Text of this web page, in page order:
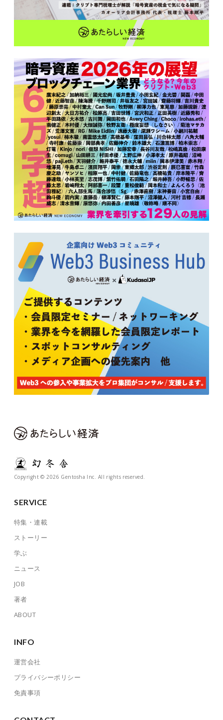
Copyright © 2026 Gentosha Inc. All rights reserved.
SERVICE
特集・連載
ストーリー
学ぶ
ニュース
JOB
著者
ABOUT
INFO
運営会社
プライバシーポリシー
免責事項